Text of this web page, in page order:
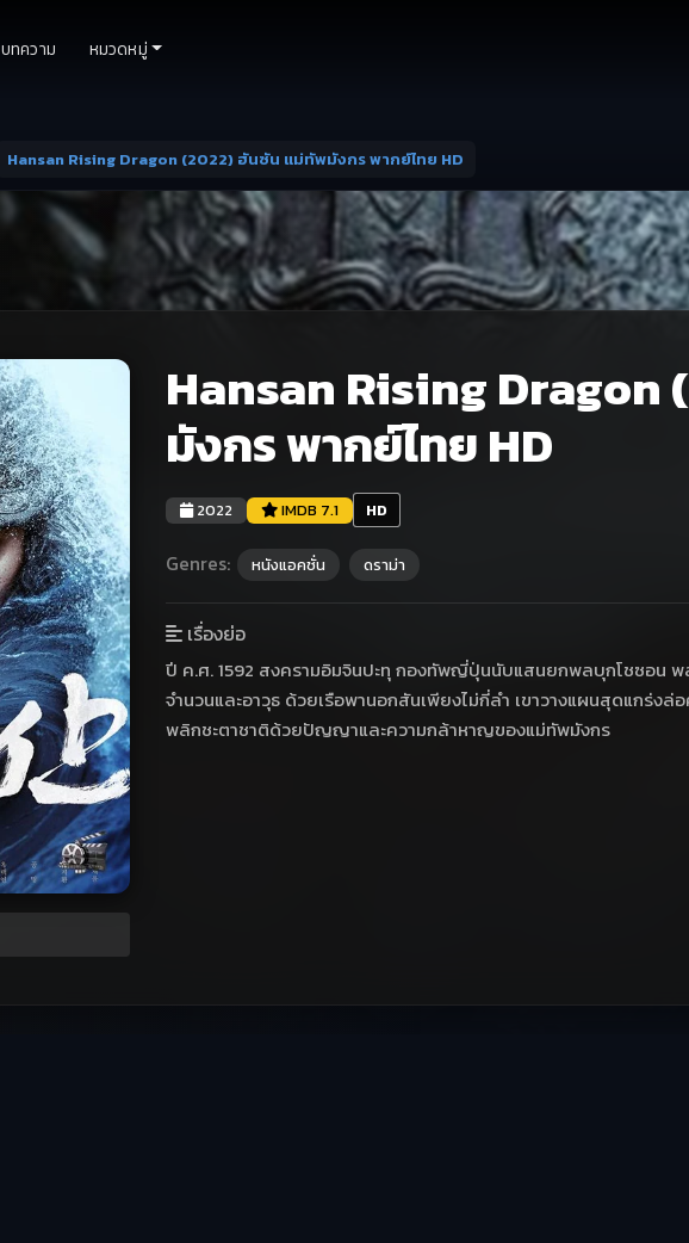
บทความ หมวดหมู่
Hansan Rising Dragon (2022) ฮันซัน แม่ทัพมังกร พากย์ไทย HD
Hansan Rising
มังกร พากย์ไทย HD
2022 IMDB 7.1 HD
Genres: หนังแอคชั่น ดราม่า
เรื่องย่อ
ปี ค.ศ. 1592 สงครามอิมจินปะทุ กองทัพญี่ปุ่นนับแสนยกพลบุกโชซอน
จำนวนและอาวุธ ด้วยเรือพานอกสันเพียงไม่กี่ลำ เขาวางแผนสุดแกร่ง
พลิกชะตาชาติด้วยปัญญาและความกล้าหาญของแม่ทัพมังกร